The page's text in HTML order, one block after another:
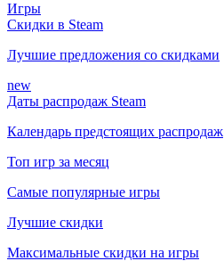
Игры
Скидки в Steam
Лучшие предложения со скидками
new
Даты распродаж Steam
Календарь предстоящих распродаж
Топ игр за месяц
Самые популярные игры
Лучшие скидки
Максимальные скидки на игры